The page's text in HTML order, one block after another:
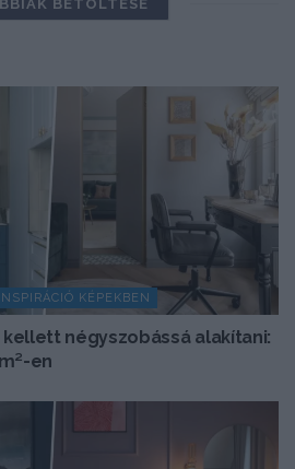
BETÖLTÉSE
KÉPEKBEN
négyszobássá alakítani:
en